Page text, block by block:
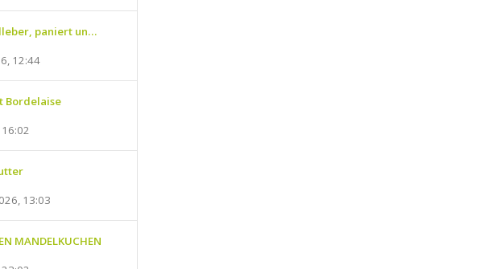
a
B
i
a
u
e
B
a
paniert un…
N
u
e
B
i
a
12:44
Bordelaise
16:02
N
u
e
13:03
MANDELKUCHEN